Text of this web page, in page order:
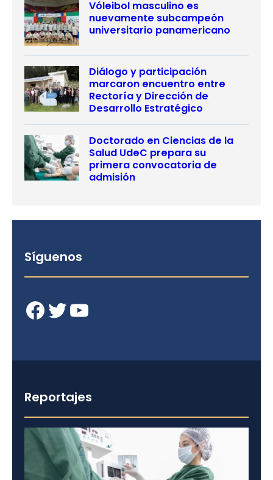
Vóleibol masculino es
nuevamente subcampeón
universitario panamericano
Diálogo y participación
marcaron encuentro entre
Rectoría y Dirección de
Desarrollo Estratégico
Doctorado en Ciencias de la
Salud UdeC prepara su
primera convocatoria de
admisión
Síguenos
Facebook Twitter YouTube
Reportajes